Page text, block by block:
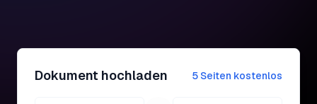
Dokument hochladen 5 Seiten kostenlos